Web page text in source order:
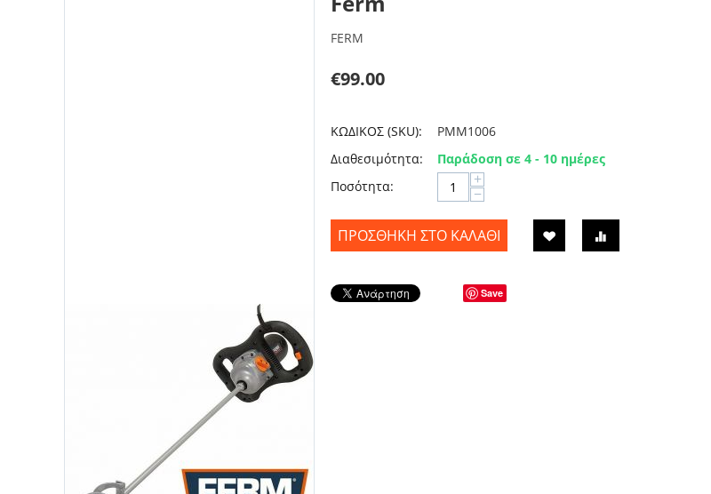
FERM
€99.00
ΚΩΔΙΚΟΣ (SKU):
PMM1006
Διαθεσιμότητα:
Παράδοση σε 4 - 10 ημέρες
Ποσότητα:
+
−
ΠΡΟΣΘΉΚΗ ΣΤΟ ΚΑΛΆΘΙ
Save